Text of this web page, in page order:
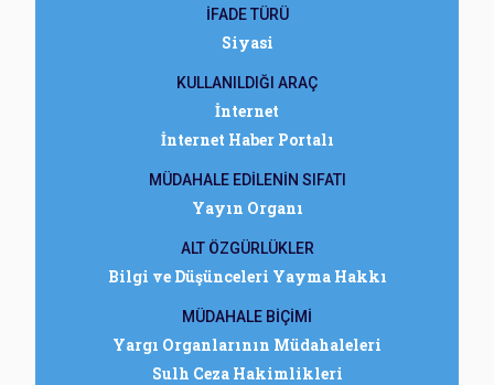
İFADE TÜRÜ
Siyasi
KULLANILDIĞI ARAÇ
İnternet
İnternet Haber Portalı
MÜDAHALE EDİLENİN SIFATI
Yayın Organı
ALT ÖZGÜRLÜKLER
Bilgi ve Düşünceleri Yayma Hakkı
MÜDAHALE BİÇİMİ
Yargı Organlarının Müdahaleleri
Sulh Ceza Hakimlikleri